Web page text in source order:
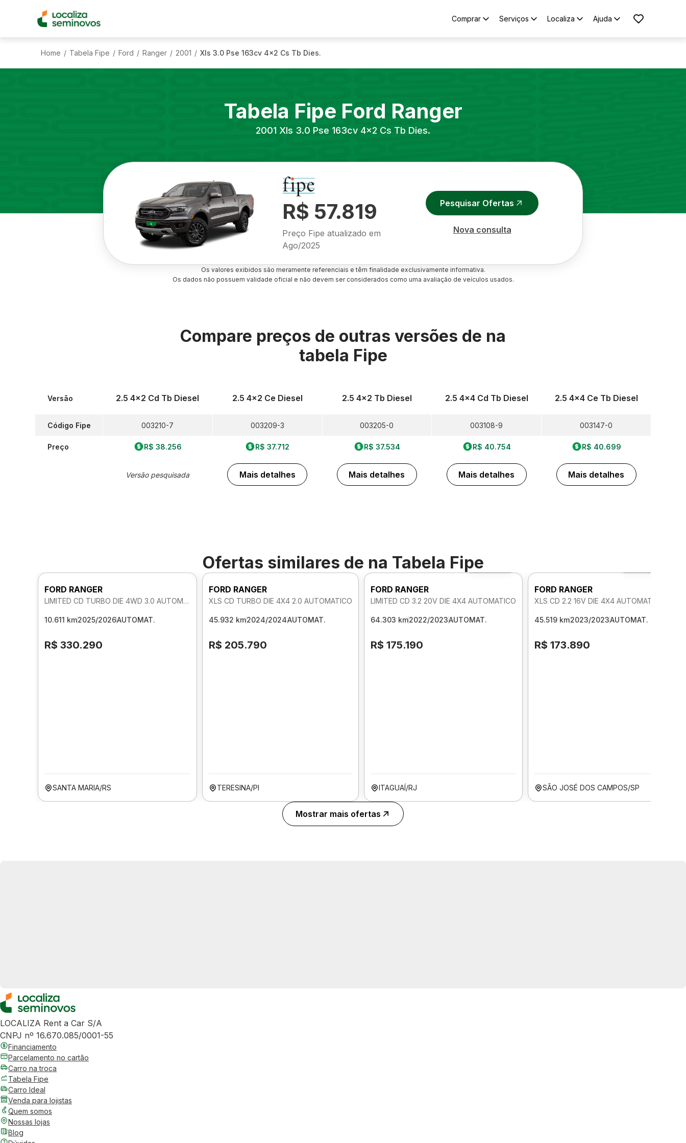
Comprar Serviços Localiza Ajuda
Home / Tabela Fipe / Ford / Ranger / 2001 / Xls 3.0 Pse 163cv 4x2 Cs Tb Dies.
Tabela Fipe Ford Ranger
2001 Xls 3.0 Pse 163cv 4x2 Cs Tb Dies.
R$ 57.819
Preço Fipe atualizado em
Ago/2025
Pesquisar Ofertas
Nova consulta
Os valores exibidos são meramente referenciais e têm finalidade exclusivamente informativa.
Os dados não possuem validade oficial e não devem ser considerados como uma avaliação de veículos usados.
Compare preços de outras versões de na
tabela Fipe
Versão
Código Fipe
Preço
2.5 4x2 Cd Tb Diesel
003210-7
R$ 38.256
Versão pesquisada
2.5 4x2 Ce Diesel
003209-3
R$ 37.712
Mais detalhes
2.5 4x2 Tb Diesel
003205-0
R$ 37.534
Mais detalhes
2.5 4x4 Cd Tb Diesel
003108-9
R$ 40.754
Mais detalhes
2.5 4x4 Ce Tb Diesel
003147-0
R$ 40.699
Mais detalhes
Ofertas similares de na Tabela Fipe
FORD RANGER
LIMITED CD TURBO DIE 4WD 3.0 AUTOMATICO
10.611 km2025/2026AUTOMAT.
R$ 330.290
SANTA MARIA/RS
FORD RANGER
XLS CD TURBO DIE 4X4 2.0 AUTOMATICO
45.932 km2024/2024AUTOMAT.
R$ 205.790
TERESINA/PI
Foto 360º
FORD RANGER
LIMITED CD 3.2 20V DIE 4X4 AUTOMATICO
64.303 km2022/2023AUTOMAT.
R$ 175.190
ITAGUAÍ/RJ
FORD RANGER
XLS CD 2.2 16V DIE 4X4 AUTOMATICO
45.519 km2023/2023AUTOMAT.
R$ 173.890
SÃO JOSÉ DOS CAMPOS/SP
Mostrar mais ofertas
LOCALIZA Rent a Car S/A
CNPJ nº 16.670.085/0001-55
Financiamento
Parcelamento no cartão
Carro na troca
Tabela Fipe
Carro Ideal
Venda para lojistas
Quem somos
Nossas lojas
Blog